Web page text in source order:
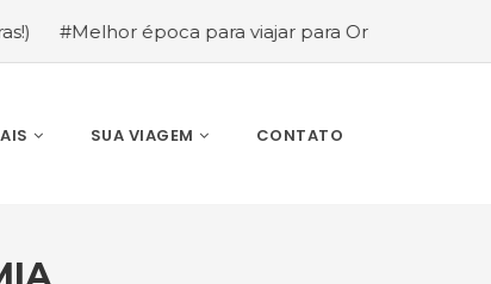
época para viajar para Orlando: mês a mês
SUA VIAGEM CONTATO